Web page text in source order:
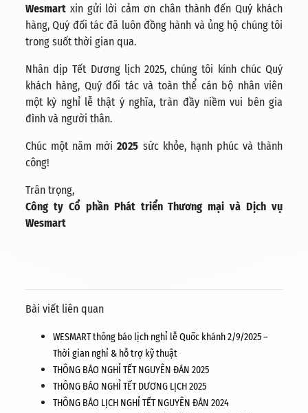
Wesmart xin gửi lời cảm ơn chân thành đến Quý khách
hàng, Quý đối tác đã luôn đồng hành và ủng hộ chúng tôi
trong suốt thời gian qua.
Nhân dịp Tết Dương lịch 2025, chúng tôi kính chúc Quý
khách hàng, Quý đối tác và toàn thể cán bộ nhân viên
một kỳ nghỉ lễ thật ý nghĩa, tràn đầy niềm vui bên gia
đình và người thân.
Chúc một năm mới2025 sức khỏe, hạnh phúc và thành
công!
Trân trọng,
Công ty Cổ phần Phát triển Thương mại và Dịch vụ
Wesmart
Bài viết liên quan
WESMART thông báo lịch nghỉ lễ Quốc khánh 2/9/2025 –
Thời gian nghỉ & hỗ trợ kỹ thuật
THÔNG BÁO NGHỈ TẾT NGUYÊN ĐÁN 2025
THÔNG BÁO NGHỈ TẾT DƯƠNG LỊCH 2025
THÔNG BÁO LỊCH NGHỈ TẾT NGUYÊN ĐÁN 2024